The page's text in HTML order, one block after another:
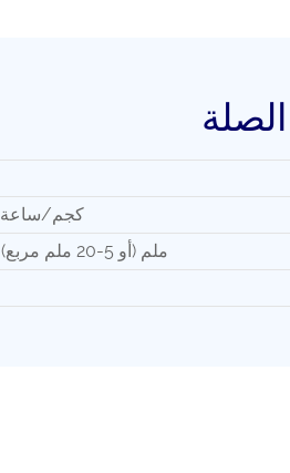
60-400 كجم/ساعة
0.1-99.9 ملم (أو 5-20 ملم مربع)